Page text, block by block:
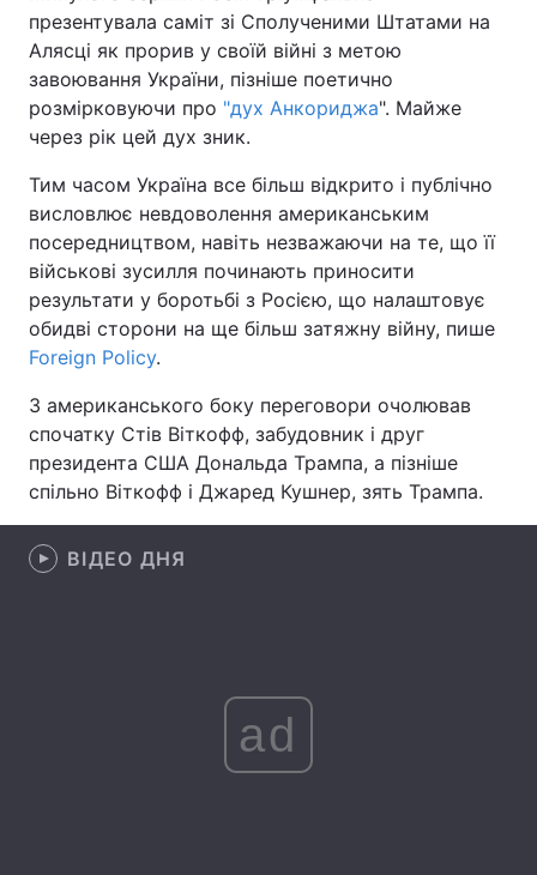
Економіка Світ
Спорт Наука
Техно і зв'язок
Зброя Інциденти
Здоров'я Туризм
Цікавинки Погода
Екологія
Лонгріди
Відео з Youtube Статті
презентувала саміт зі Сполученими Штатами на
Алясці як прорив у своїй війні з метою
завоювання України, пізніше поетично
розмірковуючи про "дух Анкориджа". Майже
через рік цей дух зник.
Тим часом Україна все більш відкрито і публічно
висловлює невдоволення американським
посередництвом, навіть незважаючи на те, що її
військові зусилля починають приносити
результати у боротьбі з Росією, що налаштовує
обидві сторони на ще більш затяжну війну, пише
Foreign Policy.
З американського боку переговори очолював
спочатку Стів Віткофф, забудовник і друг
президента США Дональда Трампа, а пізніше
спільно Віткофф і Джаред Кушнер, зять Трампа.
ВІДЕО ДНЯ
ad